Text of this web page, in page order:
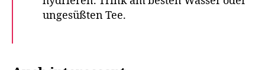
ungesüßten Tee.